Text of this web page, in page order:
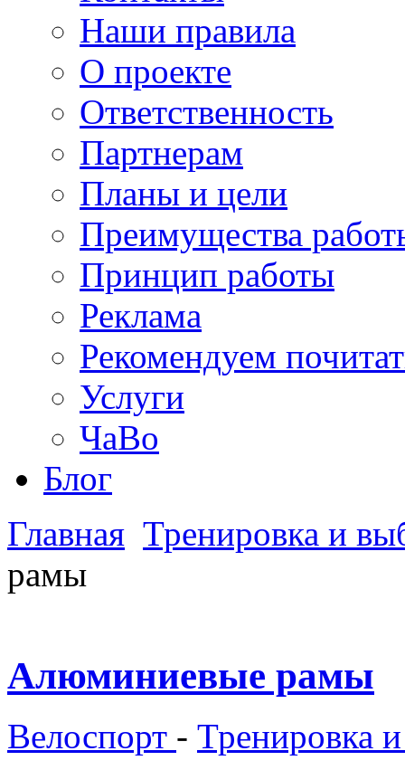
Наши правила
О проекте
Ответственность
Партнерам
Планы и цели
Преимущества
Принцип работы
Реклама
Рекомендуем
Услуги
ЧаВо
Блог
Главная Тренировка и
рамы
Алюминиевые рамы
Велоспорт - Тренировка